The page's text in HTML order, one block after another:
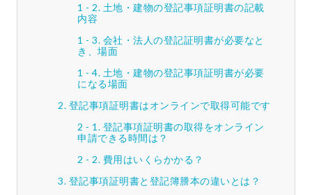
土地・建物の登記事項証明書の記載
内容
会社・法人の登記証明書が必要なと
き、場面
土地・建物の登記事項証明書が必要
になる場面
登記事項証明書はオンラインで取得可能です
登記事項証明書の取得をオンライン
申請できる時間は？
費用はいくらかかる？
登記事項証明書と登記簿謄本の違いとは？